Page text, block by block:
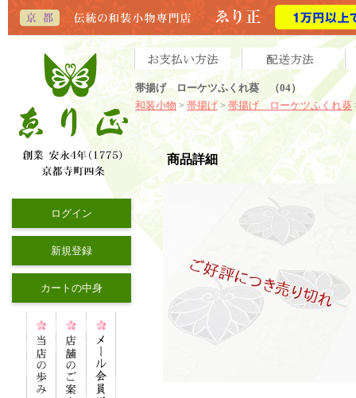
帯揚げ ローケツふくれ葵 （04）
和装小物 > 帯揚げ > 帯揚げ ローケツふくれ葵
ログイン
新規登録
カートの中身
商品詳細